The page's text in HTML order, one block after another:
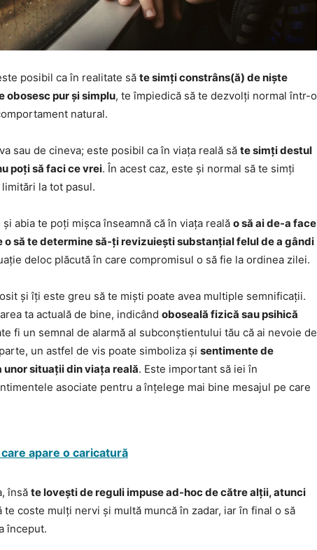
posibil ca în realitate să te simți constrâns(ă) de niște
obosesc pur și simplu, te împiedică să te dezvolți normal într-o
natural.
sau de cineva; este posibil ca în viața reală să te simți destul
poți să faci ce vrei. În acest caz, este și normal să te simți
limitări la tot pasul.
abia te poți mișca înseamnă că în viața reală o să ai de-a face
să te determine să-ți revizuiești substanțial felul de a gândi
deloc plăcută în care compromisul o să fie la ordinea zilei.
și îți este greu să te miști poate avea multiple semnificații.
ta actuală de bine, indicând oboseală fizică sau psihică
fi un semnal de alarmă al subconștientului tău că ai nevoie de
un astfel de vis poate simboliza și sentimente de
situații din viața reală. Este important să iei în
asociate pentru a înțelege mai bine mesajul pe care
apare o caricatură
însă te lovești de reguli impuse ad-hoc de către alții, atunci
te coste mulți nervi și multă muncă în zadar, iar în final o să
început.